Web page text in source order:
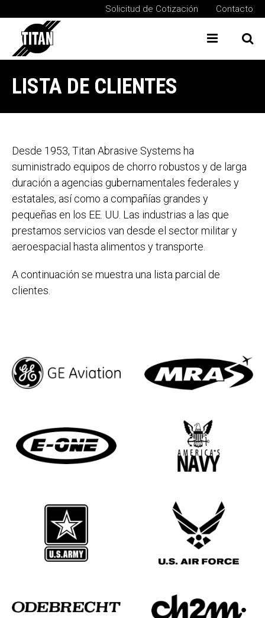
Solicitud de Cotización Contacto
LISTA DE CLIENTES
Desde 1953, Titan Abrasive Systems ha
suministrado equipos de chorro robustos y de larga
duración a agencias gubernamentales federales y
estatales, así como a compañías grandes y
pequeñas en los EE. UU. Las industrias a las que
prestamos servicios van desde el sector militar y
aeroespacial hasta alimentos y transporte.
A continuación se muestra una lista parcial de
clientes.